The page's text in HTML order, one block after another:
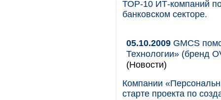
ТОP-10 ИТ-компаний
банковском секторе.
05.10.2009 GMCS
Технологии» (бренд
(Новости)
Компании
старте проекта по